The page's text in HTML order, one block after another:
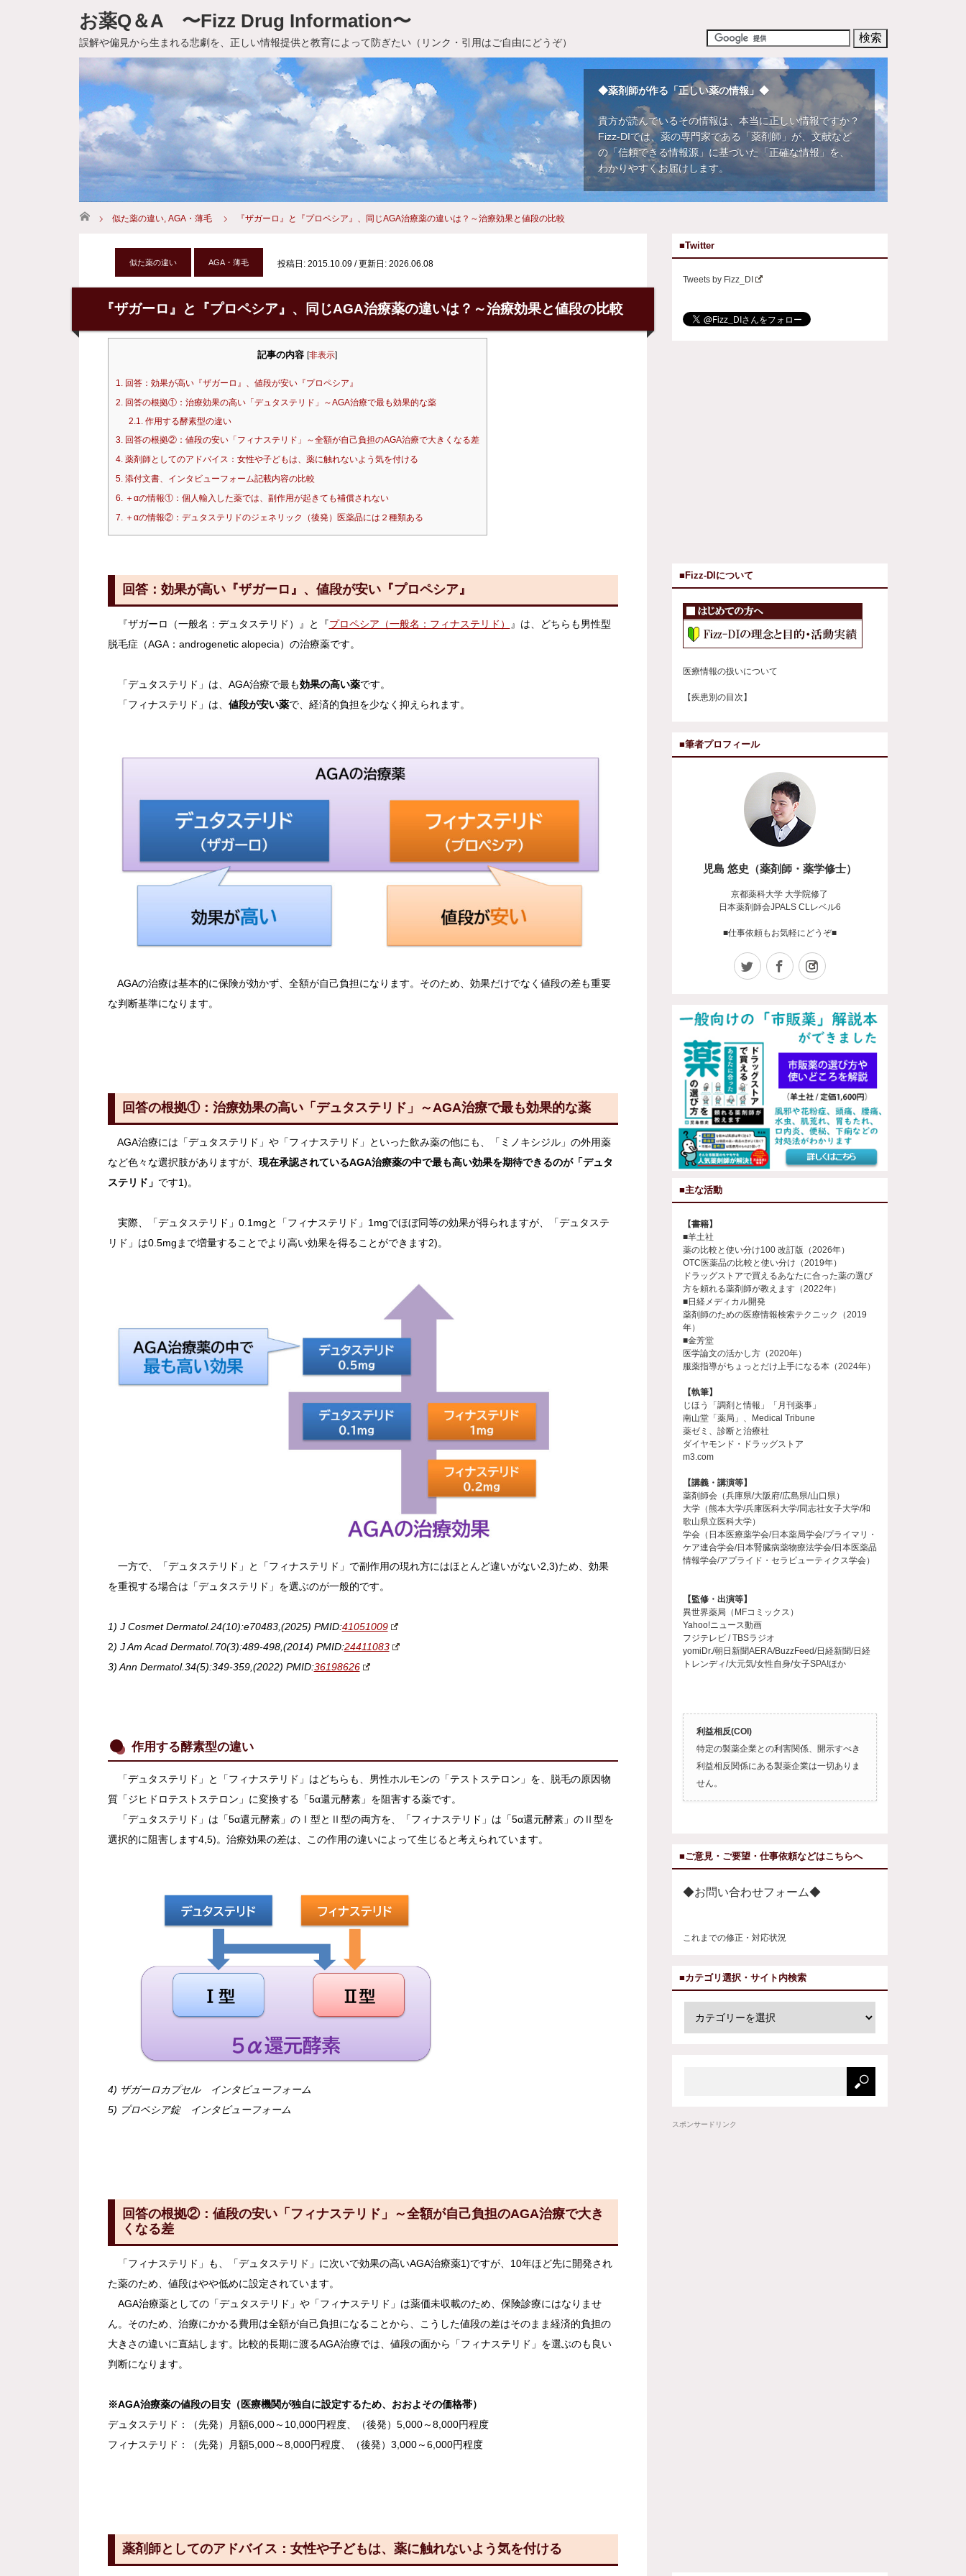
お薬Q＆A 〜Fizz Drug Information〜
誤解や偏見から生まれる悲劇を、正しい情報提供と教育によって防ぎたい（リンク・引用はご自由にどうぞ）
◆薬剤師が作る「正しい薬の情報」◆
貴方が読んでいるその情報は、本当に正しい情報ですか？
Fizz-DIでは、薬の専門家である「薬剤師」が、文献など
の「信頼できる情報源」に基づいた「正確な情報」を、
わかりやすくお届けします。
ホーム 似た薬の違い, AGA・薄毛 『ザガーロ』と『プロペシア』、同じAGA治療薬の違いは？～治療効果と値段の比較
似た薬の違い AGA・薄毛 投稿日: 2015.10.09/更新日: 2026.06.08
『ザガーロ』と『プロペシア』、同じAGA治療薬の違いは？～治療効果と値段の比較
記事の内容 [非表示]
1.回答：効果が高い『ザガーロ』、値段が安い『プロペシア』
2.回答の根拠①：治療効果の高い「デュタステリド」～AGA治療で最も効果的な薬
2.1. 作用する酵素型の違い
3.回答の根拠②：値段の安い「フィナステリド」～全額が自己負担のAGA治療で大きくなる差
4.薬剤師としてのアドバイス：女性や子どもは、薬に触れないよう気を付ける
5.添付文書、インタビューフォーム記載内容の比較
6.＋αの情報①：個人輸入した薬では、副作用が起きても補償されない
7.＋αの情報②：デュタステリドのジェネリック（後発）医薬品には２種類ある
回答：効果が高い『ザガーロ』、値段が安い『プロペシア』
『ザガーロ（一般名：デュタステリド）』と『プロペシア（一般名：フィナステリド）
』は、どちらも男性型
脱毛症（AGA：androgenetic alopecia）の治療薬です。
「デュタステリド」は、AGA治療で最も効果の高い薬です。
「フィナステリド」は、 値段が安い薬で、経済的負担を少なく抑えられます。
AGAの治療は基本的に保険が効かず、全額が自己負担になります。そのため、効果だけでなく値段の差も重要
な判断基準になります。
回答の根拠①：治療効果の高い「デュタステリド」～AGA治療で最も効果的な薬
AGA治療には「デュタステリド」や「フィナステリド」といった飲み薬の他にも、「ミノキシジル」の外用薬
など色々な選択肢がありますが、 現在承認されているAGA治療薬の中で最も高い効果を期待できるのが「デュタ
ステリド」 です1)。
実際、「デュタステリド」0.1mgと「フィナステリド」1mgでほぼ同等の効果が得られますが、「デュタステ
リド」は0.5mgまで増量することでより高い効果を得ることができます2)。
一方で、「デュタステリド」と「フィナステリド」で副作用の現れ方にはほとんど違いがない2,3)ため、効果
を重視する場合は「デュタステリド」を選ぶのが一般的です。
1) J Cosmet Dermatol.24(10):e70483,(2025) PMID:41051009
2) J Am Acad Dermatol.70(3):489-498,(2014) PMID:24411083
3) Ann Dermatol.34(5):349-359,(2022) PMID:36198626
作用する酵素型の違い
「デュタステリド」と「フィナステリド」はどちらも、男性ホルモンの「テストステロン」を、脱毛の原因物
質「ジヒドロテストステロン」に変換する「5α還元酵素」を阻害する薬です。
「デュタステリド」は「5α還元酵素」のⅠ型とⅡ型の両方を、「フィナステリド」は「5α還元酵素」のⅡ型を
選択的に阻害します4,5)。治療効果の差は、この作用の違いによって生じると考えられています。
4) ザガーロカプセル インタビューフォーム
5) プロペシア錠 インタビューフォーム
回答の根拠②：値段の安い「フィナステリド」～全額が自己負担のAGA治療で大き
くなる差
「フィナステリド」も、「デュタステリド」に次いで効果の高いAGA治療薬1)ですが、10年ほど先に開発され
た薬のため、値段はやや低めに設定されています。
AGA治療薬としての「デュタステリド」や「フィナステリド」は薬価未収載のため、保険診療にはなりませ
ん。そのため、治療にかかる費用は全額が自己負担になることから、こうした値段の差はそのまま経済的負担の
大きさの違いに直結します。比較的長期に渡るAGA治療では、値段の面から「フィナステリド」を選ぶのも良い
判断になります。
※AGA治療薬の値段の目安（医療機関が独自に設定するため、おおよその価格帯）
デュタステリド：（先発）月額6,000～10,000円程度、（後発）5,000～8,000円程度
フィナステリド：（先発）月額5,000～8,000円程度、（後発）3,000～6,000円程度
薬剤師としてのアドバイス：女性や子どもは、薬に触れないよう気を付ける
■Twitter
Tweets by Fizz_DI
■Fizz-DIについて
医療情報の扱いについて
【疾患別の目次】
■筆者プロフィール
児島 悠史（薬剤師・薬学修士）
京都薬科大学 大学院修了
日本薬剤師会JPALS CLレベル6
■仕事依頼もお気軽にどうぞ■
Twitter Facebook
■主な活動
【書籍】
■羊土社
薬の比較と使い分け100 改訂版（2026年）
OTC医薬品の比較と使い分け（2019年）
ドラッグストアで買えるあなたに合った薬の選び
方を頼れる薬剤師が教えます（2022年）
■日経メディカル開発
薬剤師のための医療情報検索テクニック（2019
年）
■金芳堂
医学論文の活かし方（2020年）
服薬指導がちょっとだけ上手になる本（2024年）
【執筆】
じほう「調剤と情報」「月刊薬事」
南山堂「薬局」、Medical Tribune
薬ゼミ、診断と治療社
ダイヤモンド・ドラッグストア
m3.com
【講義・講演等】
薬剤師会（兵庫県/大阪府/広島県/山口県）
大学（熊本大学/兵庫医科大学/同志社女子大学/和
歌山県立医科大学）
学会（日本医療薬学会/日本薬局学会/プライマリ・
ケア連合学会/日本腎臓病薬物療法学会/日本医薬品
情報学会/アプライド・セラピューティクス学会）
【監修・出演等】
異世界薬局（MFコミックス）
Yahoo!ニュース動画
フジテレビ / TBSラジオ
yomiDr./朝日新聞AERA/BuzzFeed/日経新聞/日経
トレンディ/大元気/女性自身/女子SPA!ほか
利益相反(COI)
特定の製薬企業との利害関係、開示すべき
利益相反関係にある製薬企業は一切ありま
せん。
■ご意見・ご要望・仕事依頼などはこちらへ
◆お問い合わせフォーム◆
これまでの修正・対応状況
■カテゴリ選択・サイト内検索
スポンサードリンク